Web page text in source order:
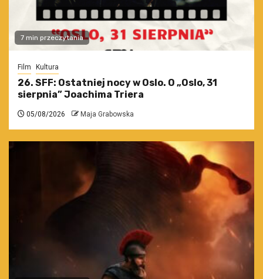
7 min przeczytania
Film Kultura
26. SFF: Ostatniej nocy w Oslo. O „Oslo, 31
sierpnia” Joachima Triera
05/08/2026 Maja Grabowska